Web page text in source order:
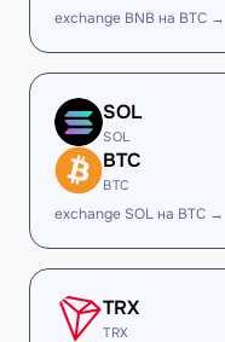
exchange BNB на BTC →
SOL
SOL
BTC
BTC
exchange SOL на BTC →
TRX
TRX